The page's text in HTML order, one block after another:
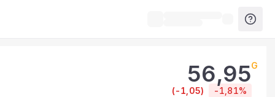
56,95G
(-1,05) -1,81%